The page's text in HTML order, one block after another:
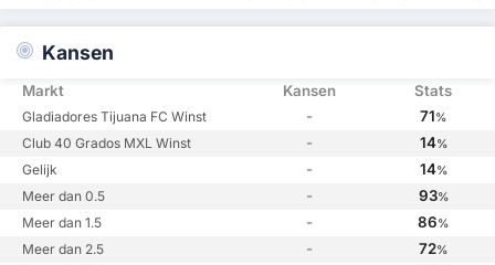
Kansen
Markt Kansen Stats
Gladiadores Tijuana FC Winst - 71%
Club 40 Grados MXL Winst - 14%
Gelijk - 14%
Meer dan 0.5 - 93%
Meer dan 1.5 - 86%
Meer dan 2.5 - 72%